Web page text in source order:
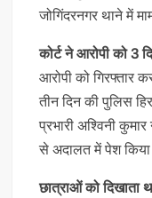
जोगिंदरनगर थाने में
कोर्ट ने आरोपी को 3
आरोपी को गिरफ्तार
तीन दिन की पुलिस
प्रभारी अश्विनी
से अदालत में पेश किया
छात्राओं को दिखाता